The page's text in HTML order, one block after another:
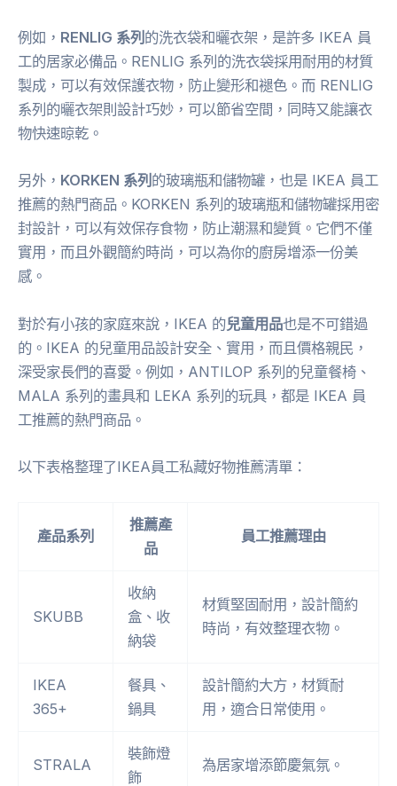
例如， RENLIG 系列 的洗衣袋和曬衣架，是許多 IKEA 員
工的居家必備品。RENLIG 系列的洗衣袋採用耐用的材質
製成，可以有效保護衣物，防止變形和褪色。而 RENLIG
系列的曬衣架則設計巧妙，可以節省空間，同時又能讓衣
物快速晾乾。
另外， KORKEN 系列 的玻璃瓶和儲物罐，也是 IKEA 員工
推薦的熱門商品。KORKEN 系列的玻璃瓶和儲物罐採用密
封設計，可以有效保存食物，防止潮濕和變質。它們不僅
實用，而且外觀簡約時尚，可以為你的廚房增添一份美
感。
對於有小孩的家庭來說，IKEA 的兒童用品也是不可錯過
的。IKEA 的兒童用品設計安全、實用，而且價格親民，
深受家長們的喜愛。例如，ANTILOP 系列的兒童餐椅、
MALA 系列的畫具和 LEKA 系列的玩具，都是 IKEA 員
工推薦的熱門商品。
以下表格整理了IKEA員工私藏好物推薦清單：
產品系列
推薦產
品
員工推薦理由
SKUBB
收納
盒、收
納袋
材質堅固耐用，設計簡約
時尚，有效整理衣物。
IKEA
365+
餐具、
鍋具
設計簡約大方，材質耐
用，適合日常使用。
STRALA
裝飾燈
飾
為居家增添節慶氣氛。